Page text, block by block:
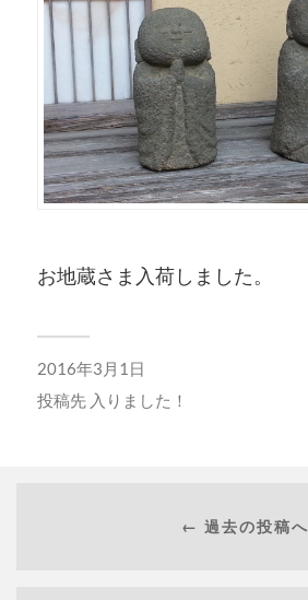
お地蔵さま入荷しました。
2016年3月1日
投稿先 入りました！
← 過去の投稿へ